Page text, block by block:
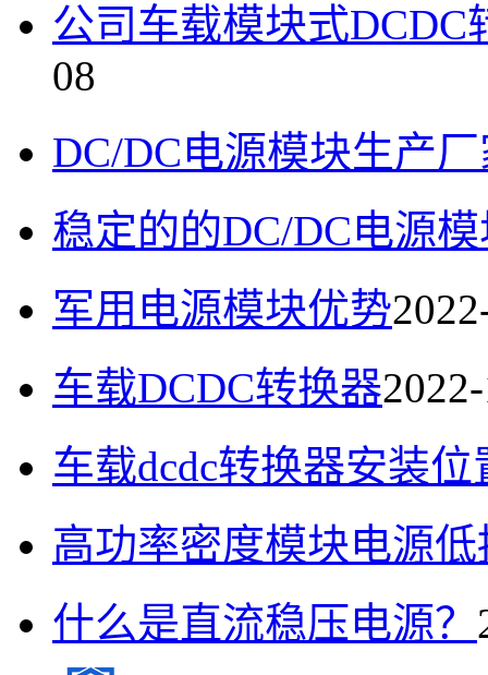
公司车载模块式
08
DC/DC电源模块生产
稳定的的DC/DC电源
军用电源模块优势
车载DCDC转换器
车载dcdc转换器安装
高功率密度模块电源
什么是直流稳压电源？